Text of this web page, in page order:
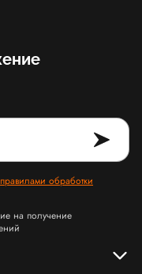
правилами обработки
на получение